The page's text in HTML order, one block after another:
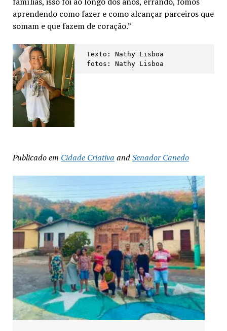
aprendendo como fazer e como alcançar parceiros que
somam e que fazem de coração.”
Texto: Nathy Lisboa
fotos: Nathy Lisboa
Publicado em Cidade Criativa andSenador Canedo
Exposição “Arte em Cores” leva pinturas a